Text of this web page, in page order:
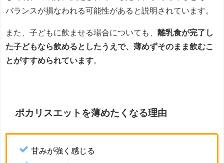
バランスが損なわれる可能性があると説明されています。
また、子どもに飲ませる場合についても、 離乳食が完了し
た子どもなら飲めるとしたうえで、薄めずそのまま飲むこ
とがすすめられています
ポカリスエットを薄めたくなる理由
甘みが強く感じる